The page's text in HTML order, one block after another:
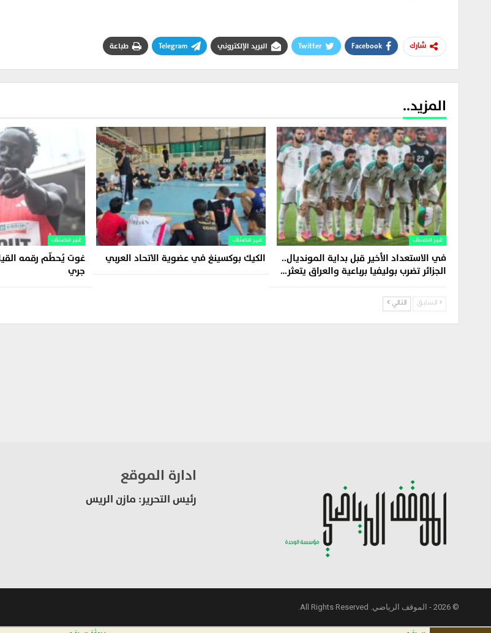
شارك Facebook
Twitter البريد الإلكتروني Telegram طباعة
المزيد..
غير مصنف
في الاستعداد الأخير قبل بداية المونديال..
الجزائر تضرب بوليفيا برباعية والعراق يتعثر…
غير مصنف
الكيك بوكسينغ في عضوية الاتحاد العربي
غير مصنف
جري
السابق التالي
ادارة الموقع
رئيس التحرير: مازن الريس
© 2026 - الموقف الرياضي. All Rights Reserved.